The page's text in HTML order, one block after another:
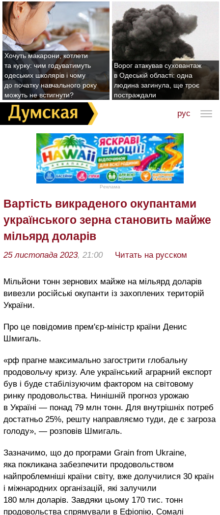
Хочуть макарони, котлети
та курку: чим годуватимуть
одеських школярів і чому
до початку навчального року
можуть не встигнути?
Ворог атакував суховантаж
в Одеській області: одна
людина загинула, ще троє
постраждали
рус
Реклама
Вартість викраденого окупантами
українського зерна становить майже
мільярд доларів
25 листопада 2023, 21:00 Читать на русском
Мільйони тонн зернових майже на мільярд доларів
вивезли російські окупанти із захоплених територій
України.
Про це повідомив прем'єр-міністр країни Денис
Шмигаль.
«рф прагне максимально загострити глобальну
продовольчу кризу. Але український аграрний експорт
був і буде стабілізуючим фактором на світовому
ринку продовольства. Нинішній прогноз урожаю
в Україні — понад 79 млн тонн. Для внутрішніх потреб
достатньо 25%, решту направляємо туди, де є загроза
голоду», — розповів Шмигаль.
Зазначимо, що до програми Grain from Ukraine,
яка покликана забезпечити продовольством
найпроблемніші країни світу, вже долучилися 30 країн
і міжнародних організацій, які залучили
180 млн доларів. Завдяки цьому 170 тис. тонн
продовольства спрямували в Ефіопію, Сомалі